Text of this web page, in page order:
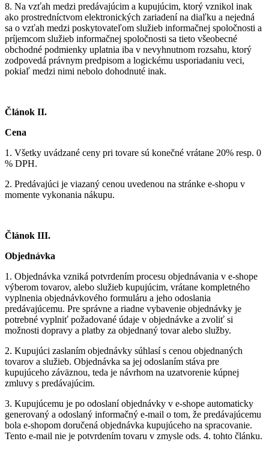
8. Na vzťah medzi predávajúcim a kupujúcim, ktorý vznikol inak
ako prostredníctvom elektronických zariadení na diaľku a nejedná
sa o vzťah medzi poskytovateľom služieb informačnej spoločnosti a
príjemcom služieb informačnej spoločnosti sa tieto všeobecné
obchodné podmienky uplatnia iba v nevyhnutnom rozsahu, ktorý
zodpovedá právnym predpisom a logickému usporiadaniu veci,
pokiaľ medzi nimi nebolo dohodnuté inak.
Článok II.
Cena
1. Všetky uvádzané ceny pri tovare sú konečné vrátane 20% resp. 0
% DPH.
2. Predávajúci je viazaný cenou uvedenou na stránke e-shopu v
momente vykonania nákupu.
Článok III.
Objednávka
1. Objednávka vzniká potvrdením procesu objednávania v e-shope
výberom tovarov, alebo služieb kupujúcim, vrátane kompletného
vyplnenia objednávkového formuláru a jeho odoslania
predávajúcemu. Pre správne a riadne vybavenie objednávky je
potrebné vyplniť požadované údaje v objednávke a zvoliť si
možnosti dopravy a platby za objednaný tovar alebo služby.
2. Kupujúci zaslaním objednávky súhlasí s cenou objednaných
tovarov a služieb. Objednávka sa jej odoslaním stáva pre
kupujúceho záväznou, teda je návrhom na uzatvorenie kúpnej
zmluvy s predávajúcim.
3. Kupujúcemu je po odoslaní objednávky v e-shope automaticky
generovaný a odoslaný informačný e-mail o tom, že predávajúcemu
bola e-shopom doručená objednávka kupujúceho na spracovanie.
Tento e-mail nie je potvrdením tovaru v zmysle ods. 4. tohto článku.